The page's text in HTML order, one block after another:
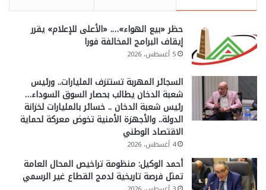
حظر «بيع الهواء»…. «الأعلى للإعلام» يقرر
إيقاف البرامج المخالفة فورا
5 أغسطس، 2026
السجائر المهربة تستنزف المليارات.. ورئيس
شعبة الدخان يطالب بحصار السوق السوداء…
رئيس شعبة الدخان .. خسائر بالمليارات لخزانة
الدولة.. والأجهزة الأمنية تخوض معركة لحماية
الاقتصاد الوطني
4 أغسطس، 2026
أحمد الوكيل: منظومة تراخيص المحال العامة
تمثل فرصة تاريخية لدمج القطاع غير الرسمي